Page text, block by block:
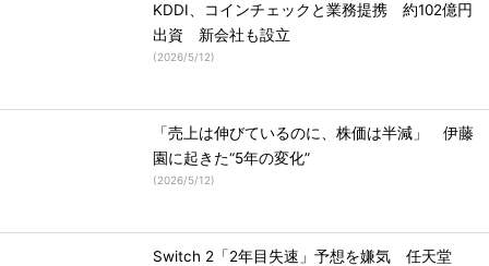
KDDI、コインチェックと業務提携 約102億円
出資 新会社も設立
(2026/5/12)
「売上は伸びているのに、株価は半減」 伊藤
園に起きた“5年の変化”
(2026/5/12)
Switch 2「2年目失速」予想を嫌気 任天堂